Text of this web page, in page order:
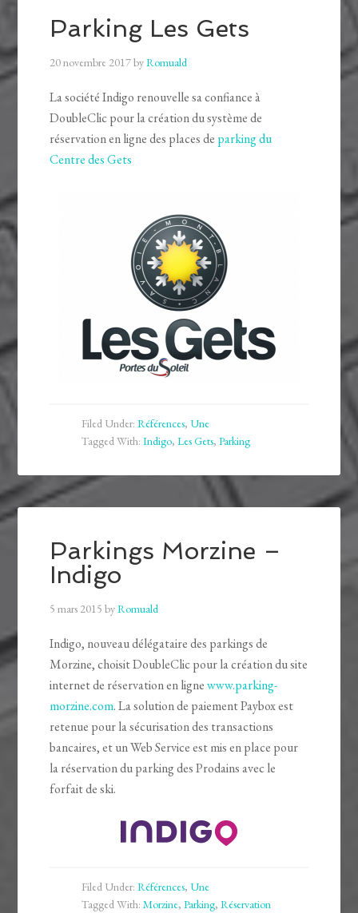
Parking Les Gets
20 novembre 2017byRomuald
La société Indigo renouvelle sa confiance à
DoubleClic pour la création du système de
réservation en ligne des places de parking du
Centre des Gets
Filed Under:Références, Une
Tagged With:Indigo,Les Gets,Parking
Parkings Morzine –
Indigo
5 mars 2015 byRomuald
Indigo, nouveau délégataire des parkings de
Morzine, choisit DoubleClic pour la création du site
internet de réservation en lignewww.parking-
morzine.com. La solution de paiement Paybox est
retenue pour la sécurisation des transactions
bancaires, et un Web Service est mis en place pour
la réservation du parking des Prodains avec le
forfait de ski.
Filed Under:Références, Une
Tagged With:Morzine,Parking,Réservation